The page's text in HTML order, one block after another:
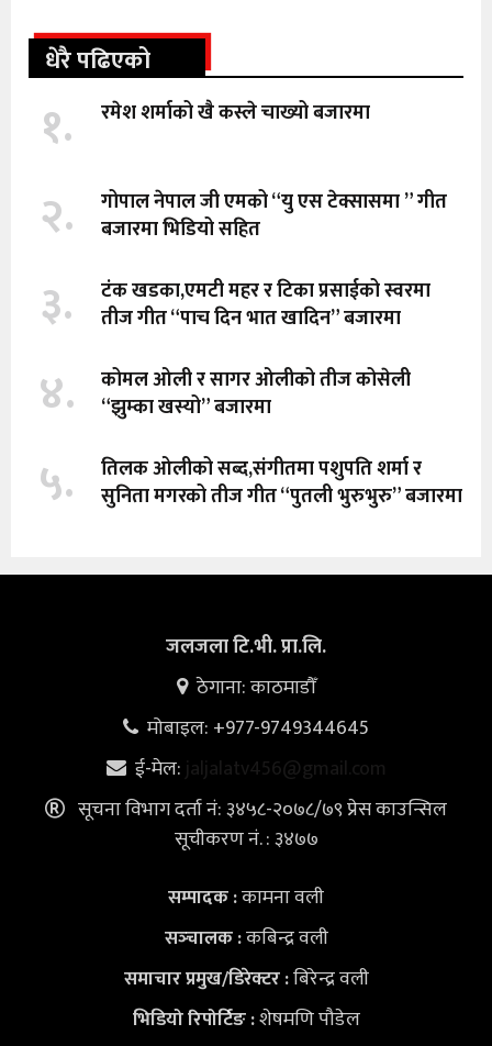
धेरै पढिएको
१. रमेश शर्माको खै कस्ले चाख्यो बजारमा
२.
गोपाल नेपाल जी एमको “यु एस टेक्सासमा ” गीत
बजारमा भिडियो सहित
३.
टंक खडका,एमटी महर र टिका प्रसाईको स्वरमा
तीज गीत “पाच दिन भात खादिन” बजारमा
४.
कोमल ओली र सागर ओलीको तीज कोसेली
“झुम्का खस्यो” बजारमा
५.
तिलक ओलीको सब्द,संगीतमा पशुपति शर्मा र
सुनिता मगरको तीज गीत “पुतली भुरुभुरु” बजारमा
जलजला टि.भी. प्रा.लि.
ठेगाना: काठमाडौँ
मोबाइल: +977-9749344645
ई-मेल: jaljalatv456@gmail.com
सूचना विभाग दर्ता नं: ३४५८-२०७८/७९ प्रेस काउन्सिल
सूचीकरण नं. : ३४७७
सम्पादक :कामना वली
सञ्‍चालक :कबिन्द्र वली
समाचार प्रमुख/डिरेक्टर :बिरेन्द्र वली
भिडियोरिपोर्टिङ :शेषमणि पौडेल